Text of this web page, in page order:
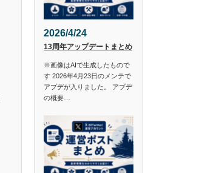
2026/4/24
13周年アップデートまとめ
※画像はAIで生成したもので
す 2026年4月23日のメンテで
アプデが入りました。 アプデ
の概要…